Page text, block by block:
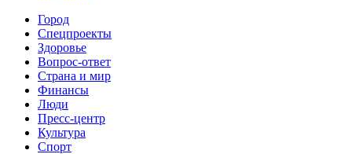
Город
Спецпроекты
Здоровье
Вопрос-ответ
Страна и мир
Финансы
Люди
Пресс-центр
Культура
Спорт